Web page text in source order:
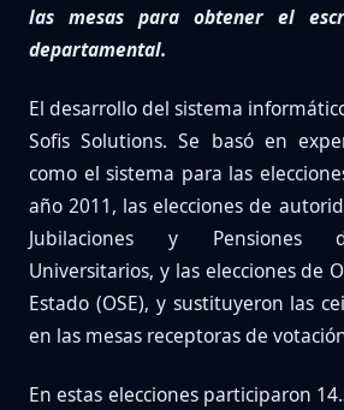
las mesas para obtener el
departamental.
El desarrollo del sistema
Sofis Solutions. Se basó en
como el sistema para las
año 2011, las elecciones de
Jubilaciones y Pensiones
Universitarios, y las elecciones de
Estado (OSE), y sustituyeron las
en las mesas receptoras de
En estas elecciones participaron